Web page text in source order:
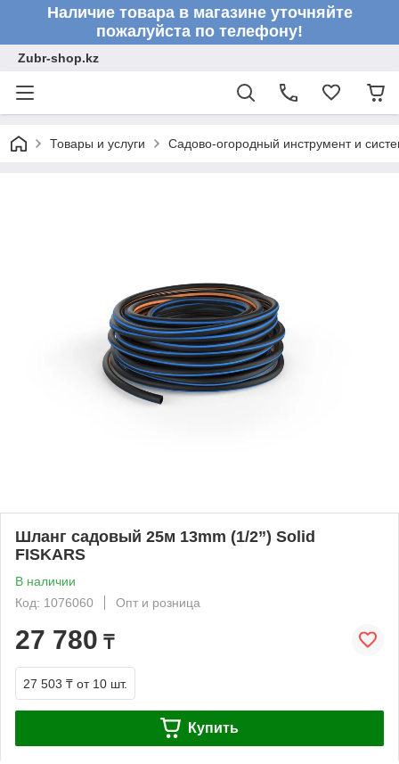
Наличие товара в магазине уточняйте
пожалуйста по телефону!
Zubr-shop.kz
Товары и услуги Садово-огородный инструмент и
Шланг садовый 25м 13mm (1/2”) Solid
FISKARS
В наличии
Код: 1076060
Опт и розница
27 780 ₸
27 503 ₸ от 10 шт.
Купить